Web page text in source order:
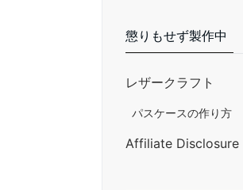
【PDFダウンロード
フト入門 はじめて
￥1,563 (2025年10月28
懲りもせず製作中
レザークラフト
パスケースの作り方
Affiliate Disclosure